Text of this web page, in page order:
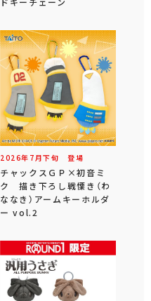
2026年 7 月下旬 登場
チャックスＧＰ×初音ミ
ク 描き下ろし戦慄き（わ
ななき）アームキーホルダ
ー vol.2